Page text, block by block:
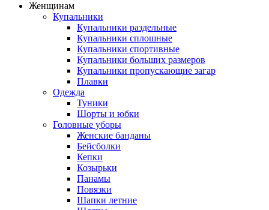
Женщинам
Купальники
Купальники раздельные
Купальники сплошные
Купальники спортивные
Купальники больших размеров
Купальники пропускающие загар
Плавки
Одежда
Туники
Шорты и юбки
Головные уборы
Женские банданы
Бейсболки
Кепки
Козырьки
Панамы
Повязки
Шапки летние